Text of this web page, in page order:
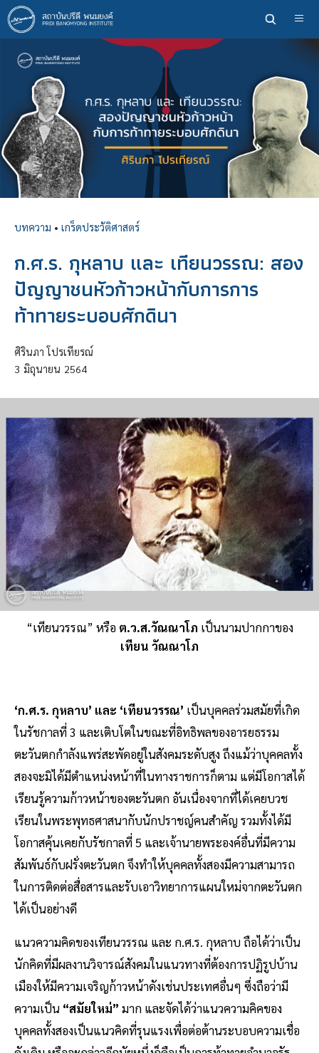
ข้าม
ไป
ยัง
เนื้อหา
บทความ • เกร็ดประวัติศาสตร์
ก.ศ.ร. กุหลาบ และ เทียนวรรณ: สอง
ปัญญาชนหัวก้าวหน้ากับการการ
ท้าทายระบอบศักดินา
ศิรินภา โปรเทียรณ์
3 มิถุนายน 2564
“เทียนวรรณ” หรือ ต.ว.ส.วัณณาโภ เป็นนามปากกาของ
เทียน วัณณาโภ
‘ก.ศ.ร. กุหลาบ’ และ ‘เทียนวรรณ’ เป็นบุคคลร่วมสมัยที่เกิด
ในรัชกาลที่ 3 และเติบโตในขณะที่อิทธิพลของอารยธรรม
ตะวันตกกำลังแพร่สะพัดอยู่ในสังคมระดับสูง ถึงแม้ว่าบุคคลทั้ง
สองจะมิได้มีตำแหน่งหน้าที่ในทางราชการก็ตาม แต่มีโอกาสได้
เรียนรู้ความก้าวหน้าของตะวันตก อันเนื่องจากที่ได้เคยบวช
เรียนในพระพุทธศาสนากับนักปราชญ์คนสำคัญ รวมทั้งได้มี
โอกาสคุ้นเคยกับรัชกาลที่ 5 และเจ้านายพระองค์อื่นที่มีความ
สัมพันธ์กับฝรั่งตะวันตก จึงทำให้บุคคลทั้งสองมีความสามารถ
ในการติดต่อสื่อสารและรับเอาวิทยาการแผนใหม่จากตะวันตก
ได้เป็นอย่างดี
แนวความคิดของเทียนวรรณ และ ก.ศ.ร. กุหลาบ ถือได้ว่าเป็น
นักคิดที่มีผลงานวิจารณ์สังคมในแนวทางที่ต้องการปฏิรูปบ้าน
เมืองให้มีความเจริญก้าวหน้าดังเช่นประเทศอื่นๆ ซึ่งถือว่ามี
ความเป็น “สมัยใหม่” มาก และจัดได้ว่าแนวความคิคของ
บุคคลทั้งสองเป็นแนวคิดที่รุนแรงเพื่อต่อต้านระบอบความเชื่อ